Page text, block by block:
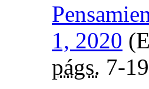
1, 2020
págs. 7-19